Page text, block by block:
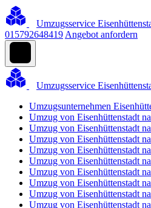
Umzugsservice
015792648419 Angebot anfordern
Umzugsservice
Umzugsunternehmen
Umzug von Eisenhüttenstadt
Umzug von Eisenhüttenstadt
Umzug von Eisenhüttenstadt
Umzug von Eisenhüttenstadt
Umzug von Eisenhüttenstadt
Umzug von Eisenhüttenstadt
Umzug von Eisenhüttenstadt
Umzug von Eisenhüttenstadt
Umzug von Eisenhüttenstadt